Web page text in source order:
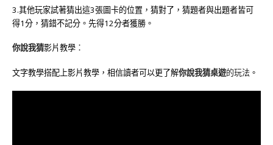
3.其他玩家試著猜出這3張圖卡的位置，猜對了，猜題者與出題者皆可
得1分，猜錯不記分。先得12分者獲勝。
你說我猜影片教學 ：
文字教學搭配上影片教學，相信讀者可以更了解你說我猜桌遊的玩法 。